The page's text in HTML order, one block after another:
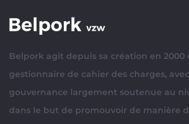
Belpork agit depuis sa création en 2000
gestionnaire de cahier des charges,
gouvernance largement soutenue au
dans le but de promouvoir de manière